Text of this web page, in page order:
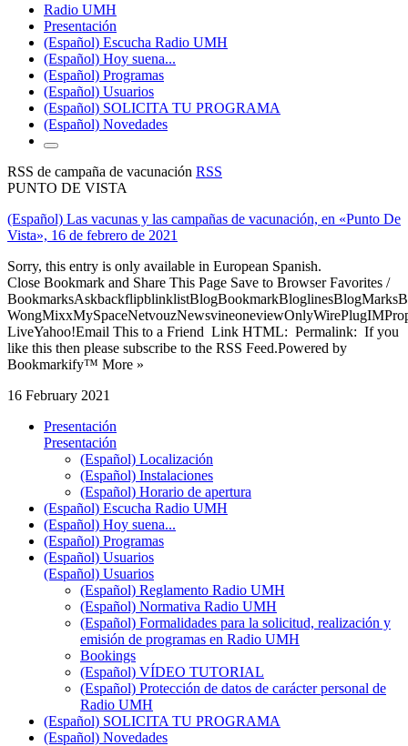
Radio UMH
Presentación
(Español) Escucha Radio UMH
(Español) Hoy suena...
(Español) Programas
(Español) Usuarios
(Español) SOLICITA TU PROGRAMA
(Español) Novedades
RSS de campaña de vacunación RSS
PUNTO DE VISTA
(Español) Las vacunas y las campañas de vacunación, en «Punto De
Vista», 16 de febrero de 2021
Sorry, this entry is only available in European Spanish.
Close Bookmark and Share This Page Save to Browser Favorites /
LiveYahoo!Email This to a Friend Link HTML: Permalink: If you
like this then please subscribe to the RSS Feed.Powered by
Bookmarkify™ More »
16 February 2021
Presentación
Presentación
(Español) Localización
(Español) Instalaciones
(Español) Horario de apertura
(Español) Escucha Radio UMH
(Español) Hoy suena...
(Español) Programas
(Español) Usuarios
(Español) Usuarios
(Español) Reglamento Radio UMH
(Español) Normativa Radio UMH
(Español) Formalidades para la solicitud, realización y
emisión de programas en Radio UMH
Bookings
(Español) VÍDEO TUTORIAL
(Español) Protección de datos de carácter personal de
Radio UMH
(Español) SOLICITA TU PROGRAMA
(Español) Novedades